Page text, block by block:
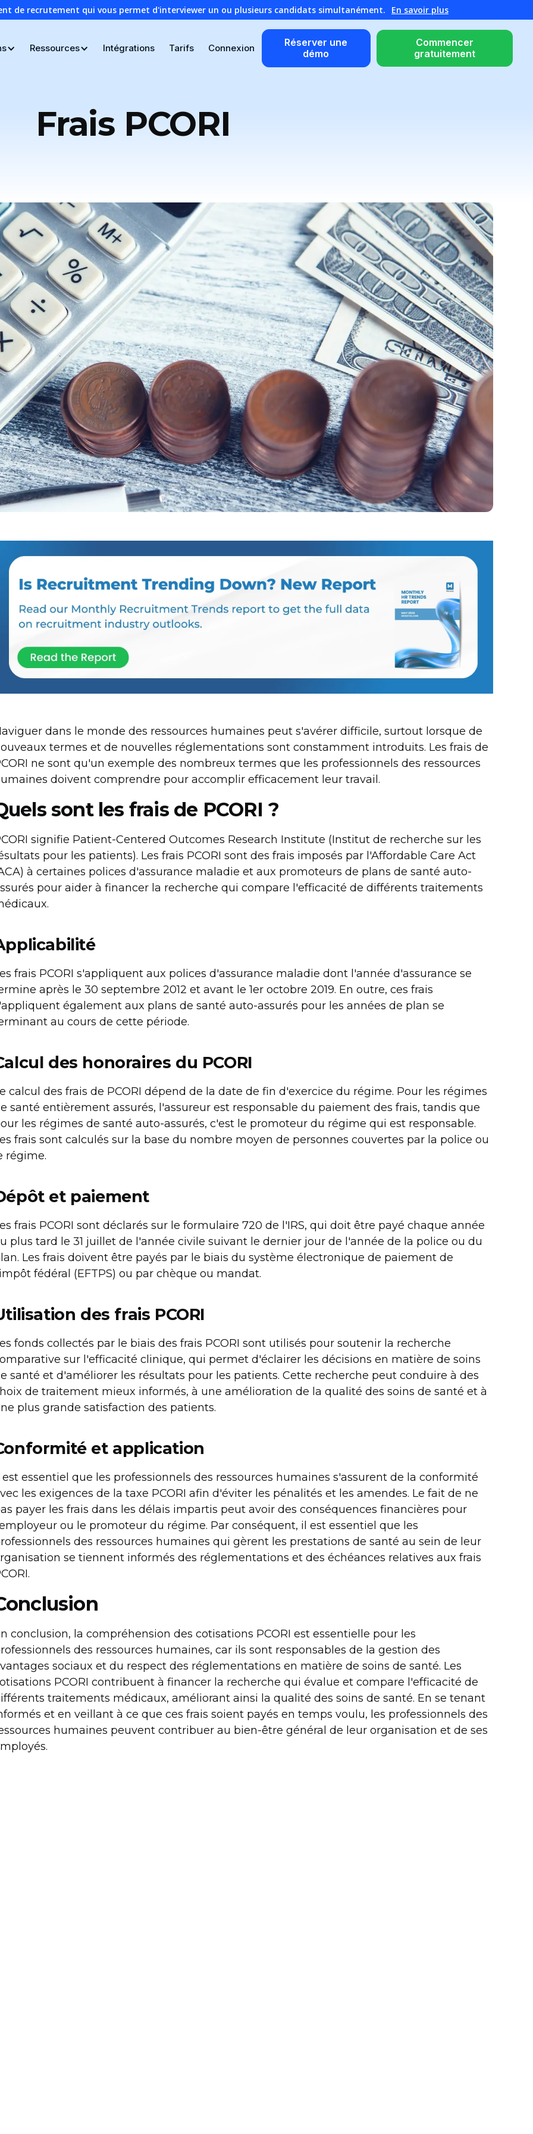
de recrutement qui vous permet d'interviewer un ou plusieurs candidats simultanément. En savoir plus
Ressources Intégrations Tarifs Connexion
Réserver une
démo
Commencer
gratuitement
Frais PCORI
dans le monde des ressources humaines peut s'avérer difficile, surtout lorsque de
termes et de nouvelles réglementations sont constamment introduits. Les frais de
ne sont qu'un exemple des nombreux termes que les professionnels des ressources
doivent comprendre pour accomplir efficacement leur travail.
sont les frais de PCORI ?
signifie Patient-Centered Outcomes Research Institute (Institut de recherche sur les
pour les patients). Les frais PCORI sont des frais imposés par l'Affordable Care Act
à certaines polices d'assurance maladie et aux promoteurs de plans de santé auto-
pour aider à financer la recherche qui compare l'efficacité de différents traitements
frais PCORI s'appliquent aux polices d'assurance maladie dont l'année d'assurance se
après le 30 septembre 2012 et avant le 1er octobre 2019. En outre, ces frais
également aux plans de santé auto-assurés pour les années de plan se
au cours de cette période.
des honoraires du PCORI
calcul des frais de PCORI dépend de la date de fin d'exercice du régime. Pour les régimes
santé entièrement assurés, l'assureur est responsable du paiement des frais, tandis que
les régimes de santé auto-assurés, c'est le promoteur du régime qui est responsable.
frais sont calculés sur la base du nombre moyen de personnes couvertes par la police ou
régime.
et paiement
frais PCORI sont déclarés sur le formulaire 720 de l'IRS, qui doit être payé chaque année
plus tard le 31 juillet de l'année civile suivant le dernier jour de l'année de la police ou du
Les frais doivent être payés par le biais du système électronique de paiement de
fédéral (EFTPS) ou par chèque ou mandat.
des frais PCORI
fonds collectés par le biais des frais PCORI sont utilisés pour soutenir la recherche
sur l'efficacité clinique, qui permet d'éclairer les décisions en matière de soins
santé et d'améliorer les résultats pour les patients. Cette recherche peut conduire à des
de traitement mieux informés, à une amélioration de la qualité des soins de santé et à
plus grande satisfaction des patients.
et application
est essentiel que les professionnels des ressources humaines s'assurent de la conformité
les exigences de la taxe PCORI afin d'éviter les pénalités et les amendes. Le fait de ne
payer les frais dans les délais impartis peut avoir des conséquences financières pour
ou le promoteur du régime. Par conséquent, il est essentiel que les
des ressources humaines qui gèrent les prestations de santé au sein de leur
se tiennent informés des réglementations et des échéances relatives aux frais
conclusion, la compréhension des cotisations PCORI est essentielle pour les
des ressources humaines, car ils sont responsables de la gestion des
sociaux et du respect des réglementations en matière de soins de santé. Les
PCORI contribuent à financer la recherche qui évalue et compare l'efficacité de
traitements médicaux, améliorant ainsi la qualité des soins de santé. En se tenant
et en veillant à ce que ces frais soient payés en temps voulu, les professionnels des
humaines peuvent contribuer au bien-être général de leur organisation et de ses